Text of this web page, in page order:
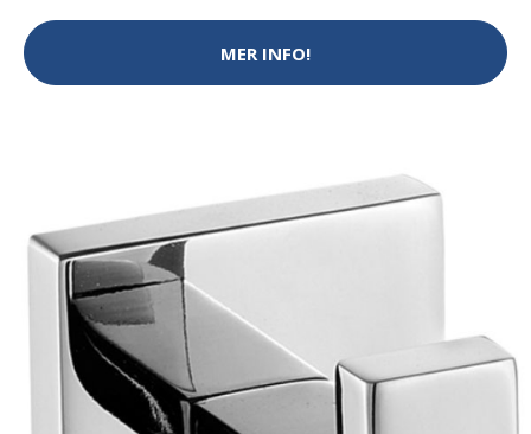
MER INFO!